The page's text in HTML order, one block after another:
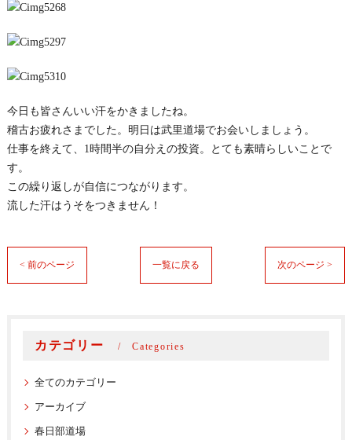
今日も皆さんいい汗をかきましたね。
稽古お疲れさまでした。明日は武里道場でお会いしましょう。
仕事を終えて、1時間半の自分えの投資。とても素晴らしいことで
す。
この繰り返しが自信につながります。
流した汗はうそをつきません！
< 前のページ 一覧に戻る 次のページ >
カテゴリー Categories
全てのカテゴリー
アーカイブ
春日部道場